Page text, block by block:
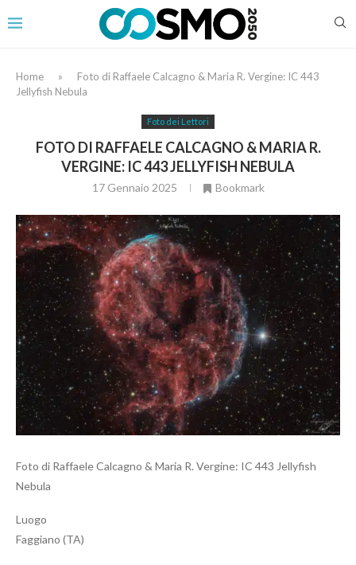
Home »
Foto di Raffaele Calcagno & Maria R. Vergine: IC 443
Jellyfish Nebula
Foto dei Lettori
FOTO DI RAFFAELE CALCAGNO & MARIA R.
VERGINE: IC 443 JELLYFISH NEBULA
17 Gennaio 2025 Bookmark
Foto di Raffaele Calcagno & Maria R. Vergine: IC 443 Jellyfish
Nebula
Luogo
Faggiano (TA)